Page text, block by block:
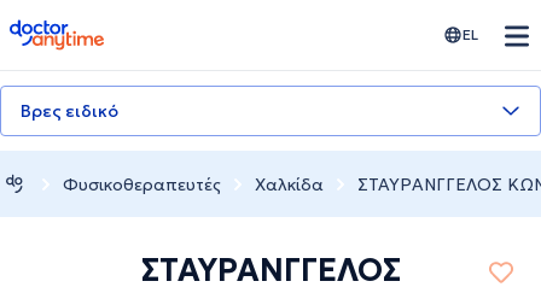
doctoranytime EL
Βρες ειδικό
Φυσικοθεραπευτές Χαλκίδα ΣΤΑΥΡΑΝΓΓΕΛΟΣ
ΣΤΑΥΡΑΝΓΓΕΛΟΣ